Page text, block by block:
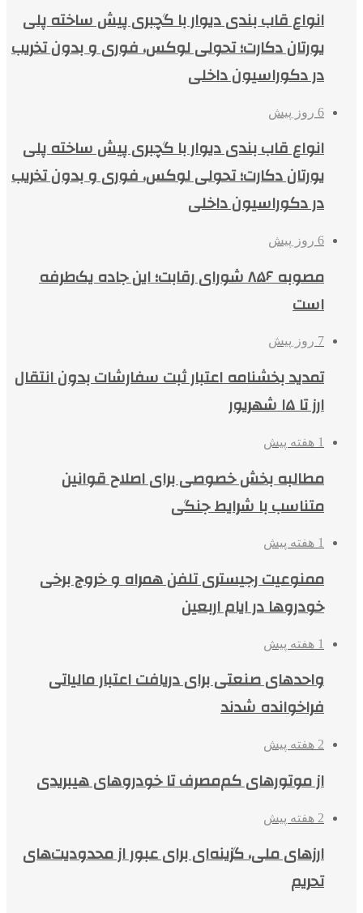
انواع قاب بندی دیوار با گچبری پیش ساخته پلی
یورتان دکارت؛ تحولی لوکس، فوری و بدون تخریب
در دکوراسیون داخلی
6 روز پیش
انواع قاب بندی دیوار با گچبری پیش ساخته پلی
یورتان دکارت؛ تحولی لوکس، فوری و بدون تخریب
در دکوراسیون داخلی
6 روز پیش
مصوبه ۸۵۶ شورای رقابت؛ این جاده یک‌طرفه
است
7 روز پیش
تمدید بخشنامه اعتبار ثبت سفارشات بدون انتقال
ارز تا ۱۵ شهریور
1 هفته پیش
مطالبه بخش خصوصی برای اصلاح قوانین
متناسب با شرایط جنگی
1 هفته پیش
ممنوعیت رجیستری تلفن همراه و خروج برخی
خودروها در ایام اربعین
1 هفته پیش
واحدهای صنعتی برای دریافت اعتبار مالیاتی
فراخوانده شدند
2 هفته پیش
از موتورهای کم‌مصرف تا خودروهای هیبریدی
2 هفته پیش
ارزهای ملی، گزینه‌ای برای عبور از محدودیت‌های
تحریم